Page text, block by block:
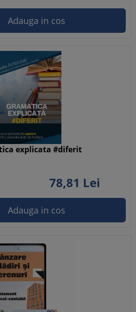
Adauga in cos
explicata #diferit
78,81 Lei
Adauga in cos